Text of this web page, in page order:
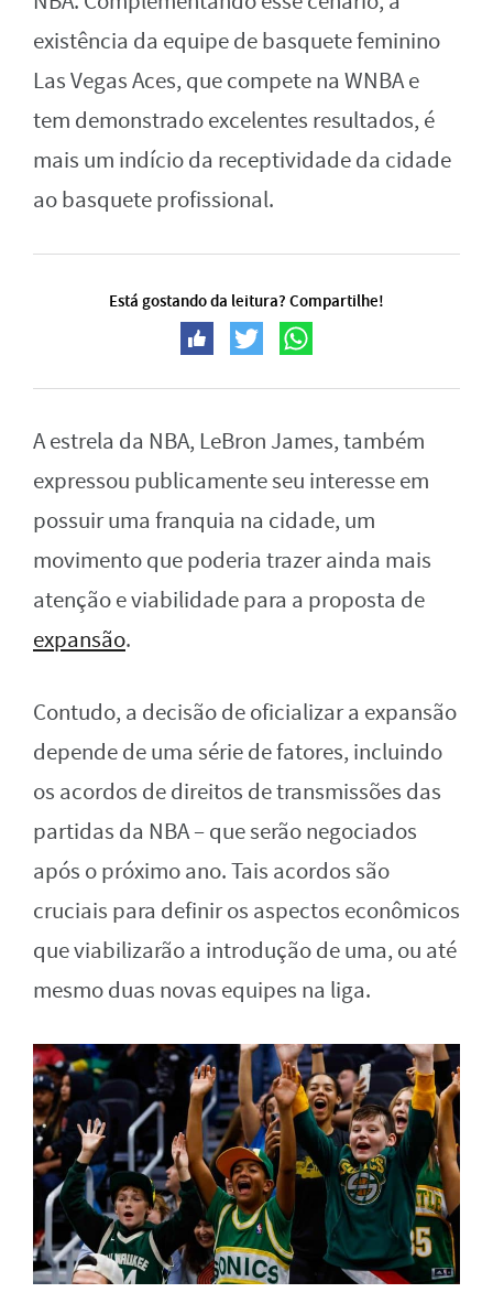
existência da equipe de basquete feminino
Las Vegas Aces, que compete na WNBA e
tem demonstrado excelentes resultados, é
mais um indício da receptividade da cidade
ao basquete profissional.
Está gostando da leitura? Compartilhe!
A estrela da NBA, LeBron James, também
expressou publicamente seu interesse em
possuir uma franquia na cidade, um
movimento que poderia trazer ainda mais
atenção e viabilidade para a proposta de
expansão.
Contudo, a decisão de oficializar a expansão
depende de uma série de fatores, incluindo
os acordos de direitos de transmissões das
partidas da NBA – que serão negociados
após o próximo ano. Tais acordos são
cruciais para definir os aspectos econômicos
que viabilizarão a introdução de uma, ou até
mesmo duas novas equipes na liga.